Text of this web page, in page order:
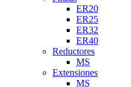
ER20
ER25
ER32
ER40
Reductores
MS
Extensiones
MS